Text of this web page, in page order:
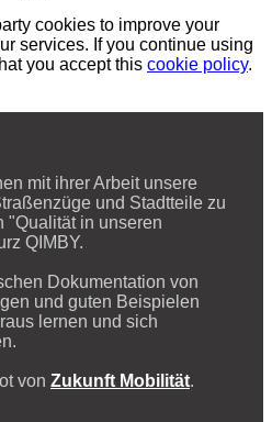
cookies to improve your
services. If you continue using
you accept this cookie policy.
mit ihrer Arbeit unsere
und Stadtteile zu
"Qualität in unseren
QIMBY.
Dokumentation von
und guten Beispielen
lernen und sich
von Zukunft Mobilität.